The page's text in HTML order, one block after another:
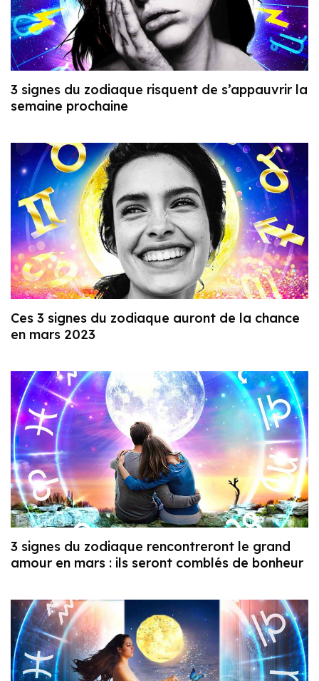
3 signes du zodiaque risquent de s’appauvrir la
semaine prochaine
Ces 3 signes du zodiaque auront de la chance
en mars 2023
3 signes du zodiaque rencontreront le grand
amour en mars : ils seront comblés de bonheur